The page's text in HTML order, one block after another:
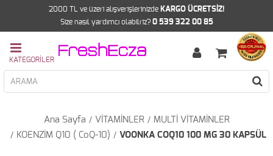
2000 TL ve üzeri alışverişlerinizde KARGO ÜCRETSİZ!
Size nasıl yardımcı olabilriz? 0 539 322 00 85
Ana Sayfa VİTAMİNLER
MULTİ VİTAMİNLER
KOENZİM Q10 ( CoQ-10)
VOONKA COQ10 100 MG 30 KAPSÜL